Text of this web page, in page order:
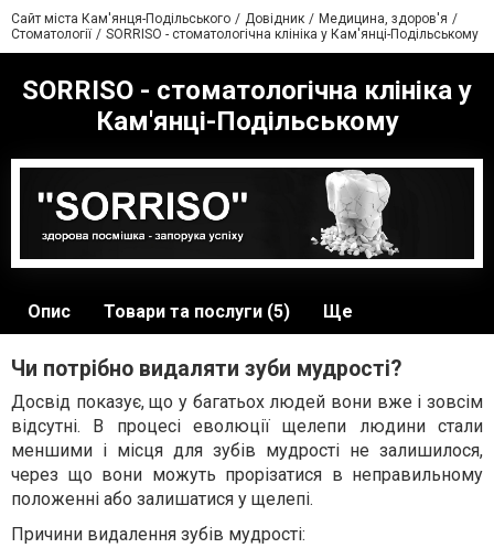
Сайт міста Кам'янця-Подільського Довідник
Медицина, здоров'я
Стоматології
SORRISO - стоматологічна клініка у Кам'янці-Подільському
SORRISO - стоматологічна клініка у
Кам'янці-Подільському
Опис Товари та послуги (5) Ще
Чи потрібно видаляти зуби мудрості?
Досвід показує, що у багатьох людей вони вже і зовсім
відсутні. В процесі еволюції щелепи людини стали
меншими і місця для зубів мудрості не залишилося,
через що вони можуть прорізатися в неправильному
положенні або залишатися у щелепі.
Причини видалення зубів мудрості: